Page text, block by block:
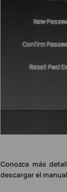
Conozca más
descargar el